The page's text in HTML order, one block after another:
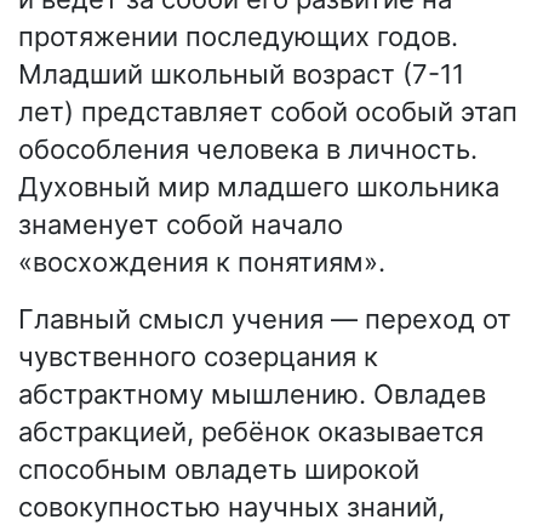
протяжении последующих годов.
Младший школьный возраст (7-11
лет) представляет собой особый этап
обособления человека в личность.
Духовный мир младшего школьника
знаменует собой начало
«восхождения к понятиям».
Главный смысл учения — переход от
чувственного созерцания к
абстрактному мышлению. Овладев
абстракцией, ребёнок оказывается
способным овладеть широкой
совокупностью научных знаний,